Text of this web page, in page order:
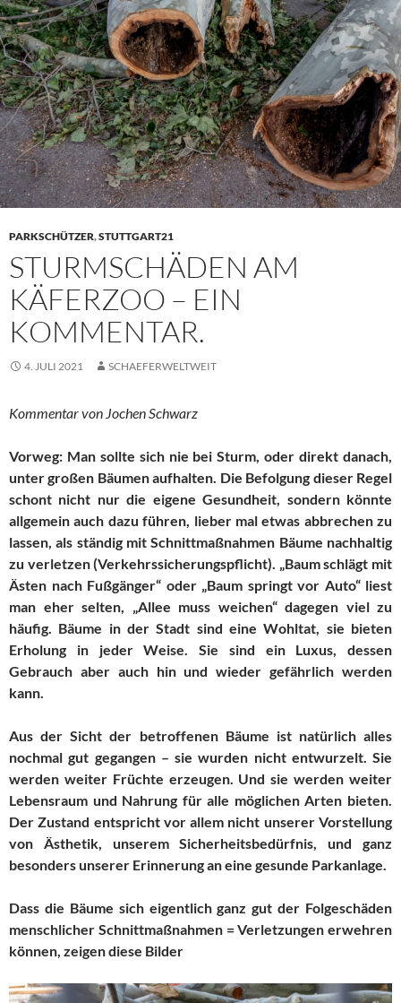
PARKSCHÜTZER,STUTTGART21
STURMSCHÄDEN AM
KÄFERZOO – EIN
KOMMENTAR.
4. JULI 2021 SCHAEFERWELTWEIT
Kommentar von Jochen Schwarz
Vorweg: Man sollte sich nie bei Sturm, oder direkt danach,
unter großen Bäumen aufhalten. Die Befolgung dieser Regel
schont nicht nur die eigene Gesundheit, sondern könnte
allgemein auch dazu führen, lieber mal etwas abbrechen zu
lassen, als ständig mit Schnittmaßnahmen Bäume nachhaltig
zu verletzen (Verkehrssicherungspflicht). „Baum schlägt mit
Ästen nach Fußgänger“ oder „Baum springt vor Auto“ liest
man eher selten, „Allee muss weichen“ dagegen viel zu
häufig. Bäume in der Stadt sind eine Wohltat, sie bieten
Erholung in jeder Weise. Sie sind ein Luxus, dessen
Gebrauch aber auch hin und wieder gefährlich werden
kann.
Aus der Sicht der betroffenen Bäume ist natürlich alles
nochmal gut gegangen – sie wurden nicht entwurzelt. Sie
werden weiter Früchte erzeugen. Und sie werden weiter
Lebensraum und Nahrung für alle möglichen Arten bieten.
Der Zustand entspricht vor allem nicht unserer Vorstellung
von Ästhetik, unserem Sicherheitsbedürfnis, und ganz
besonders unserer Erinnerung an eine gesunde Parkanlage.
Dass die Bäume sich eigentlich ganz gut der Folgeschäden
menschlicher Schnittmaßnahmen = Verletzungen erwehren
können, zeigen diese Bilder